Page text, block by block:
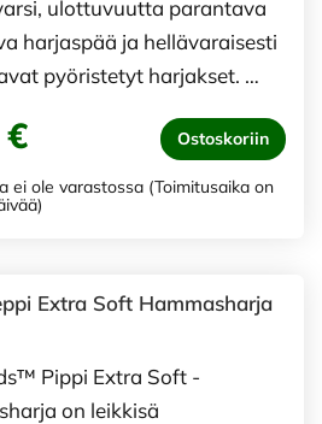
ulottuvuutta parantava
harjaspää ja hellävaraisesti
pyöristetyt harjakset. …
Ostoskoriin
ei ole varastossa (Toimitusaika on
Extra Soft Hammasharja
Pippi Extra Soft -
on leikkisä